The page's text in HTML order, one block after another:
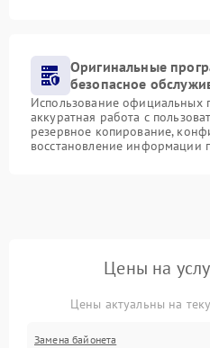
Оригинальные
безопасное
Использование официальных
аккуратная работа с
резервное копирование,
восстановление информации
Цены на
Цены актуальны на
Замена байонета